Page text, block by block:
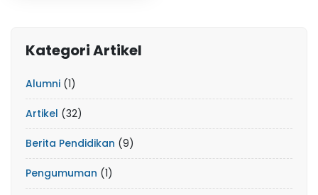
Kategori Artikel
Alumni (1)
Artikel (32)
Berita Pendidikan (9)
Pengumuman (1)